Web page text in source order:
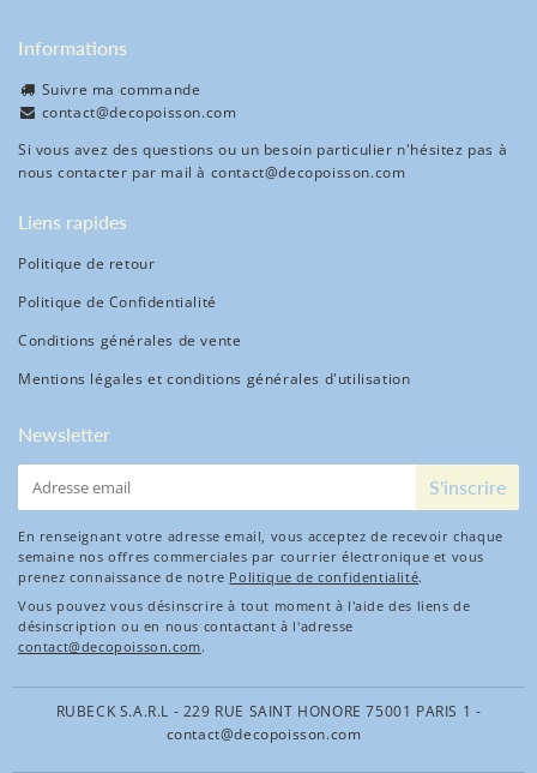
Informations
Suivre ma commande
contact@decopoisson.com
Si vous avez des questions ou un besoin particulier n'hésitez pas à
nous contacter par mail à contact@decopoisson.com
Liens rapides
Politique de retour
Politique de Confidentialité
Conditions générales de vente
Mentions légales et conditions générales d'utilisation
Newsletter
mail
S'inscrire
En renseignant votre adresse email, vous acceptez de recevoir chaque
semaine nos offres commerciales par courrier électronique et vous
prenez connaissance de notre Politique de confidentialité.
Vous pouvez vous désinscrire à tout moment à l'aide des liens de
désinscription ou en nous contactant à l'adresse
contact@decopoisson.com.
RUBECK S.A.R.L - 229 RUE SAINT HONORE 75001 PARIS 1 -
contact@decopoisson.com